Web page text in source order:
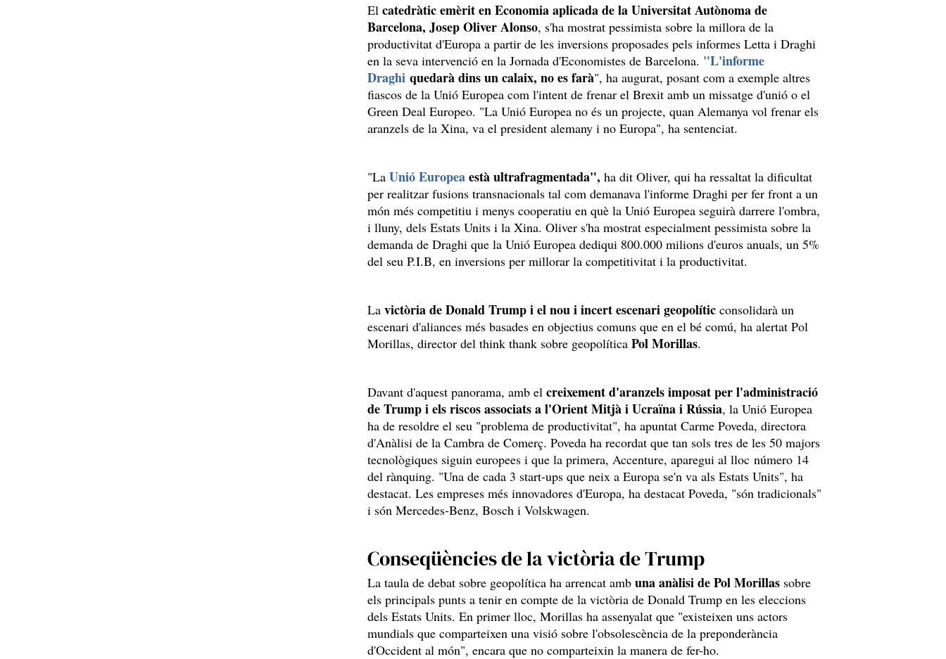
El catedràtic emèrit en Economia aplicada de la Universitat Autònoma de
Barcelona, Josep Oliver Alonso, s'ha mostrat pessimista sobre la millora de la
productivitat d'Europa a partir de les inversions proposades pels informes Letta i Draghi
en la seva intervenció en la Jornada d'Economistes de Barcelona. "L'informe
Draghi quedarà dins un calaix, no es farà", ha augurat, posant com a exemple altres
fiascos de la Unió Europea com l'intent de frenar el Brexit amb un missatge d'unió o el
Green Deal Europeo. "La Unió Europea no és un projecte, quan Alemanya vol frenar els
aranzels de la Xina, va el president alemany i no Europa", ha sentenciat.
"La Unió Europeaestà ultrafragmentada", ha dit Oliver, qui ha ressaltat la dificultat
per realitzar fusions transnacionals tal com demanava l'informe Draghi per fer front a un
món més competitiu i menys cooperatiu en què la Unió Europea seguirà darrere l'ombra,
i lluny, dels Estats Units i la Xina. Oliver s'ha mostrat especialment pessimista sobre la
demanda de Draghi que la Unió Europea dediqui 800.000 milions d'euros anuals, un 5%
del seu P.I.B, en inversions per millorar la competitivitat i la productivitat.
La victòria de Donald Trump i el nou i incert escenari geopolític consolidarà un
escenari d'aliances més basades en objectius comuns que en el bé comú, ha alertat Pol
Morillas, director del think thank sobre geopolítica Pol Morillas.
Davant d'aquest panorama, amb el creixement d'aranzels imposat per l'administració
de Trump i els riscos associats a l'Orient Mitjà i Ucraïna i Rússia, la Unió Europea
ha de resoldre el seu "problema de productivitat", ha apuntat Carme Poveda, directora
d'Anàlisi de la Cambra de Comerç. Poveda ha recordat que tan sols tres de les 50 majors
tecnològiques siguin europees i que la primera, Accenture, aparegui al lloc número 14
del rànquing. "Una de cada 3 start-ups que neix a Europa se'n va als Estats Units", ha
destacat. Les empreses més innovadores d'Europa, ha destacat Poveda, "són tradicionals"
i són Mercedes-Benz, Bosch i Volskwagen.
Conseqüències de la victòria de Trump
La taula de debat sobre geopolítica ha arrencat amb una anàlisi de Pol Morillas sobre
els principals punts a tenir en compte de la victòria de Donald Trump en les eleccions
dels Estats Units. En primer lloc, Morillas ha assenyalat que "existeixen uns actors
mundials que comparteixen una visió sobre l'obsolescència de la preponderància
d'Occident al món", encara que no comparteixin la manera de fer-ho.